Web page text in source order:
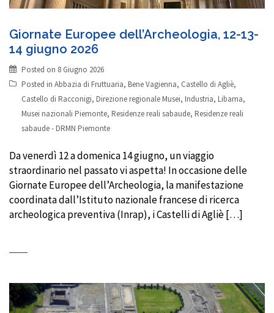
Giornate Europee dell’Archeologia, 12-13-
14 giugno 2026
Posted on 8 Giugno 2026
Posted in Abbazia di Fruttuaria, Bene Vagienna, Castello di Agliè,
Castello di Racconigi, Direzione regionale Musei, Industria, Libarna,
Musei nazionali Piemonte, Residenze reali sabaude, Residenze reali
sabaude - DRMN Piemonte
Da venerdì 12 a domenica 14 giugno, un viaggio
straordinario nel passato vi aspetta! In occasione delle
Giornate Europee dell’Archeologia, la manifestazione
coordinata dall’Istituto nazionale francese di ricerca
archeologica preventiva (Inrap), i Castelli di Agliè […]